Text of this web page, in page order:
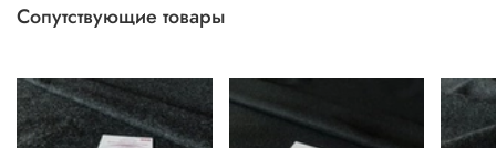
Сопутствующие товары